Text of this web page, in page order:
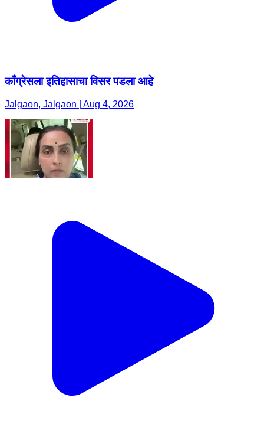
काँग्रेसला इतिहासाचा विसर पडला आहे
Jalgaon, Jalgaon | Aug 4, 2026